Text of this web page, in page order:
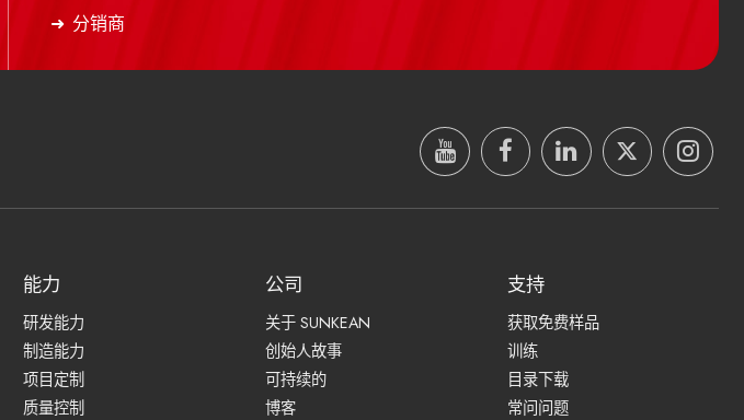
分销商
能力
研发能力
制造能力
项目定制
质量控制
公司
关于 SUNKEAN
创始人故事
可持续的
博客
支持
获取免费样品
训练
目录下载
常问问题